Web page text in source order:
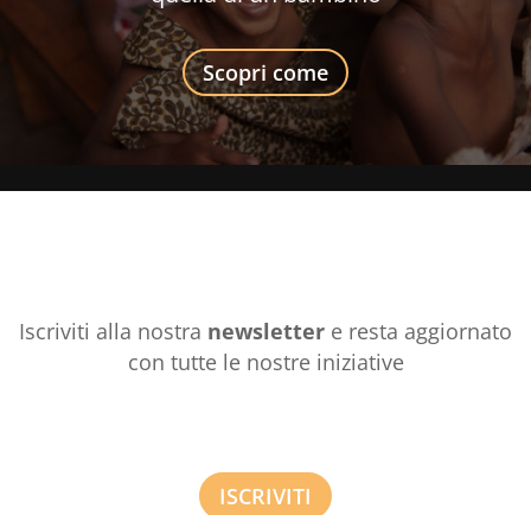
Scopri come
Iscriviti alla nostra newsletter e resta aggiornato
con tutte le nostre iniziative
ISCRIVITI